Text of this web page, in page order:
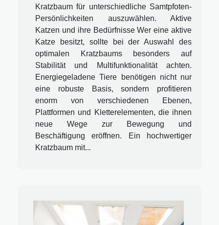
Kratzbaum für unterschiedliche Samtpfoten-
Persönlichkeiten auszuwählen. Aktive
Katzen und ihre Bedürfnisse Wer eine aktive
Katze besitzt, sollte bei der Auswahl des
optimalen Kratzbaums besonders auf
Stabilität und Multifunktionalität achten.
Energiegeladene Tiere benötigen nicht nur
eine robuste Basis, sondern profitieren
enorm von verschiedenen Ebenen,
Plattformen und Kletterelementen, die ihnen
neue Wege zur Bewegung und
Beschäftigung eröffnen. Ein hochwertiger
Kratzbaum mit...